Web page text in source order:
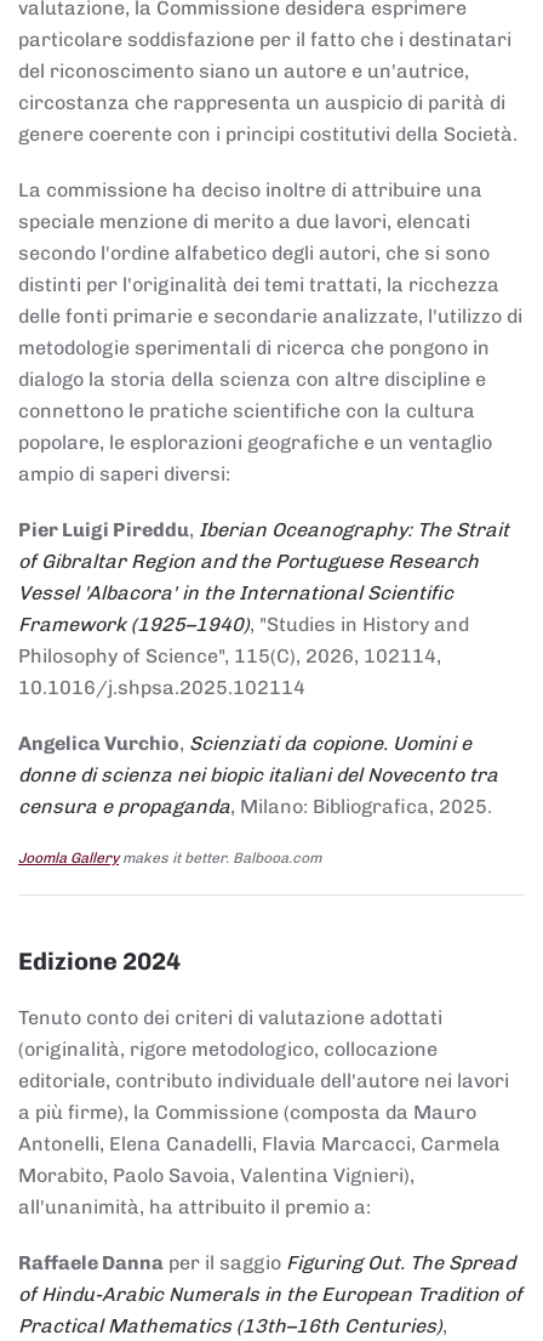
valutazione, la Commissione desidera esprimere
particolare soddisfazione per il fatto che i destinatari
del riconoscimento siano un autore e un'autrice,
circostanza che rappresenta un auspicio di parità di
genere coerente con i principi costitutivi della Società.
La commissione ha deciso inoltre di attribuire una
speciale menzione di merito a due lavori, elencati
secondo l'ordine alfabetico degli autori, che si sono
distinti per l'originalità dei temi trattati, la ricchezza
delle fonti primarie e secondarie analizzate, l'utilizzo di
metodologie sperimentali di ricerca che pongono in
dialogo la storia della scienza con altre discipline e
connettono le pratiche scientifiche con la cultura
popolare, le esplorazioni geografiche e un ventaglio
ampio di saperi diversi:
Pier Luigi Pireddu, Iberian Oceanography: The Strait
of Gibraltar Region and the Portuguese Research
Vessel 'Albacora' in the International Scientific
Framework (1925–1940), "Studies in History and
Philosophy of Science", 115(C), 2026, 102114,
10.1016/j.shpsa.2025.102114
Angelica Vurchio, Scienziati da copione. Uomini e
donne di scienza nei biopic italiani del Novecento tra
censura e propaganda, Milano: Bibliografica, 2025.
Joomla Gallerymakes it better. Balbooa.com
Edizione 2024
Tenuto conto dei criteri di valutazione adottati
(originalità, rigore metodologico, collocazione
editoriale, contributo individuale dell'autore nei lavori
a più firme), la Commissione (composta da Mauro
Antonelli, Elena Canadelli, Flavia Marcacci, Carmela
Morabito, Paolo Savoia, Valentina Vignieri),
all'unanimità, ha attribuito il premio a:
Raffaele Danna per il saggio Figuring Out. The Spread
of Hindu-Arabic Numerals in the European Tradition of
Practical Mathematics (13th–16th Centuries),